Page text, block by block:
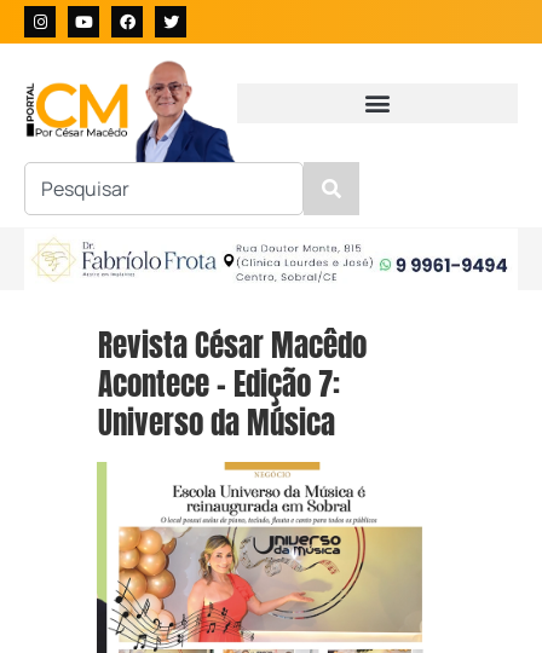
Revista César Macêdo
Acontece – Edição 7:
Universo da Música